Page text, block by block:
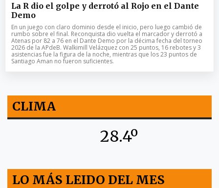
La R dio el golpe y derrotó al Rojo en el Dante
Demo
En un juego con claro dominio desde el inicio, pero luego cambió de
rumbo sobre el final. Reconquista dio vuelta el marcador y derrotó a
Atenas por 82 a 76 en el Dante Demo por la décima fecha del torneo
2026 de la APdeB. Walkimill Velázquez con 25 puntos, 16 rebotes y 3
asistencias fue la figura de la noche, mientras que los 23 puntos de
Santiago Aman no fueron suficientes.
CLIMA
28.4º
LO MÁS LEIDO DEL MES